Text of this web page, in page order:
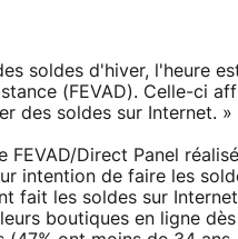
soldes d'hiver, l'heure
(FEVAD). Celle-ci
des soldes sur Internet. »
FEVAD/Direct Panel
intention de faire les
fait les soldes sur
boutiques en ligne